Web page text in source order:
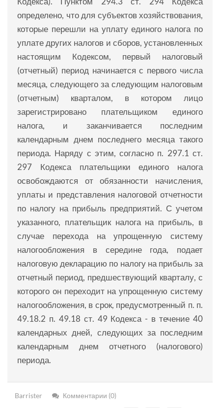
определено, что для субъектов хозяйствования,
которые перешли на уплату единого налога по
уплате других налогов и сборов, установленных
настоящим Кодексом, первый налоговый
(отчетный) период начинается с первого числа
месяца, следующего за следующим налоговым
(отчетным) кварталом, в котором лицо
зарегистрировано плательщиком единого
налога, и заканчивается последним
календарным днем ​​последнего месяца такого
периода. Наряду с этим, согласно п. 297.1 ст.
297 Кодекса плательщики единого налога
освобождаются от обязанности начисления,
уплаты и представления налоговой отчетности
по налогу на прибыль предприятий. С учетом
указанного, плательщик налога на прибыль, в
случае перехода на упрощенную систему
налогообложения в середине года, подает
налоговую декларацию по налогу на прибыль за
отчетный период, предшествующий кварталу, с
которого он переходит на упрощенную систему
налогообложения, в срок, предусмотренный п. п.
49.18.2 п. 49.18 ст. 49 Кодекса - в течение 40
календарных дней, следующих за последним
календарным днем ​​отчетного (налогового)
периода.
Barrister Комментарии (0)